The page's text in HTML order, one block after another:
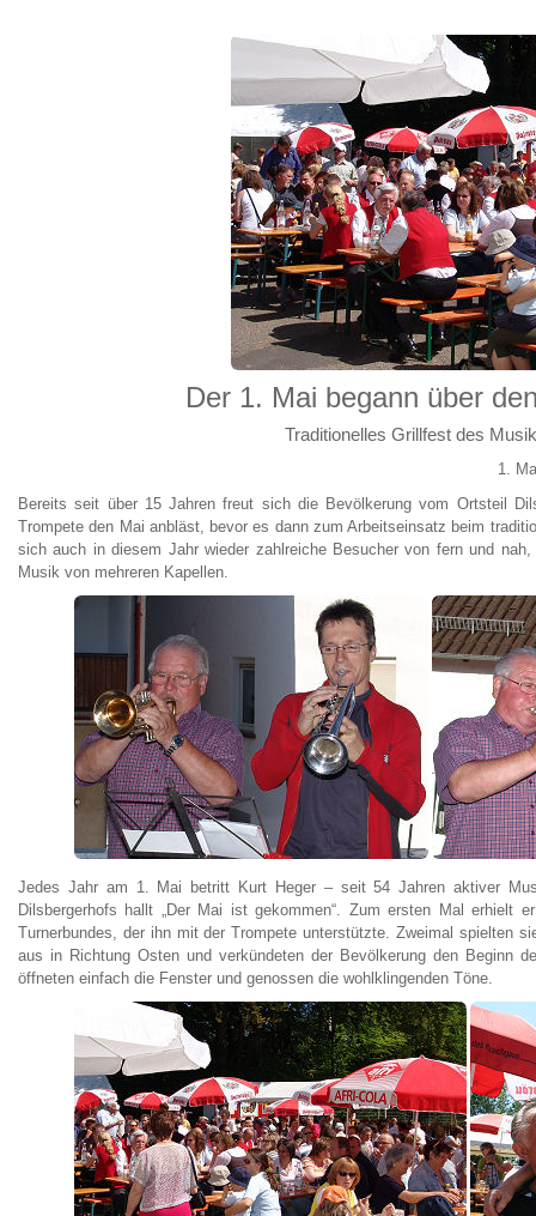
Der 1. Mai begann über
Traditionelles Grillfest des
1.
Bereits seit über 15 Jahren freut sich die Bevölkerung vom Ortsteil
Trompete den Mai anbläst, bevor es dann zum Arbeitseinsatz beim
sich auch in diesem Jahr wieder zahlreiche Besucher von fern und
Musik von mehreren Kapellen.
Jedes Jahr am 1. Mai betritt Kurt Heger – seit 54 Jahren aktiver
Dilsbergerhofs hallt „Der Mai ist gekommen“. Zum ersten Mal erhielt
Turnerbundes, der ihn mit der Trompete unterstützte. Zweimal spielten
aus in Richtung Osten und verkündeten der Bevölkerung den Beginn
öffneten einfach die Fenster und genossen die wohlklingenden Töne.